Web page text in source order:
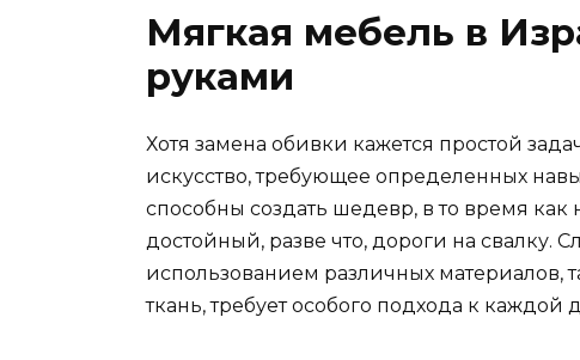
Мягкая мебель в
руками
Хотя замена обивки кажется простой
искусство, требующее определенных
способны создать шедевр, в то время
достойный, разве что, дороги на свалку.
использованием различных материалов,
ткань, требует особого подхода к каждой